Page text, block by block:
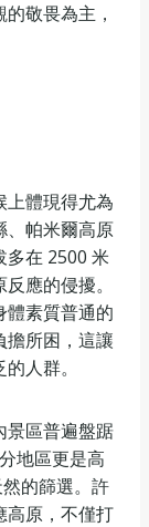
敬畏為主，
上體現得尤為
、帕米爾高原
多在 2500 米
應的侵擾。
體素質普通的
擔所困，這讓
人群。
景區普遍盤踞
地區更是高
的篩選。許
高原，不僅打